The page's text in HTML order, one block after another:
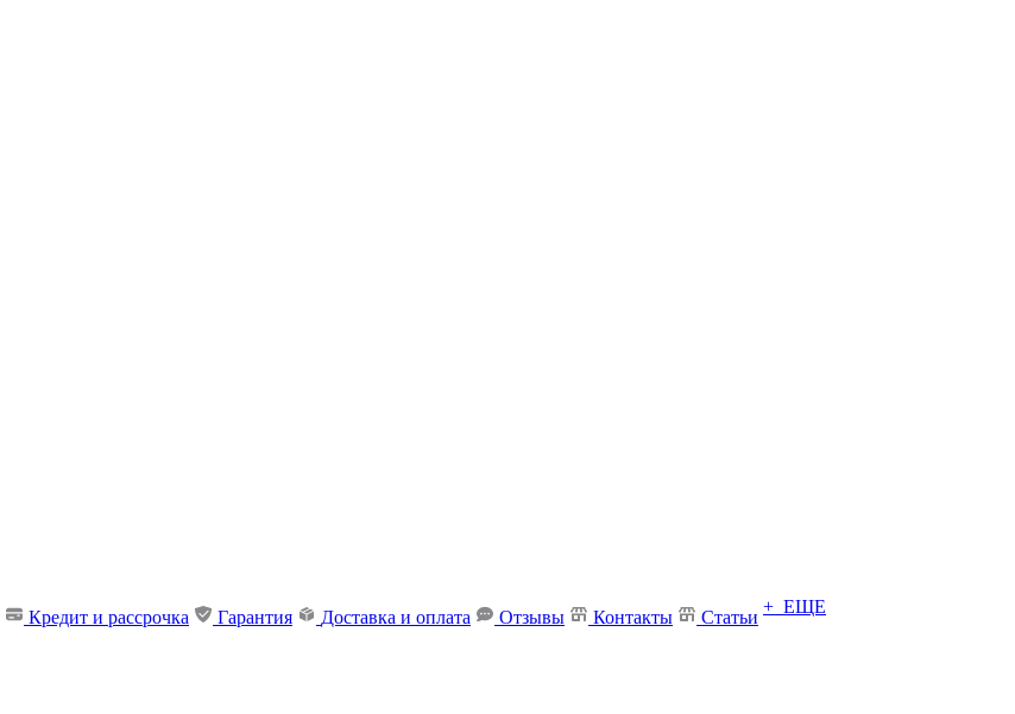
Кредит и рассрочка Гарантия Доставка и оплата Отзывы Контакты Статьи
+ ЕЩЕ